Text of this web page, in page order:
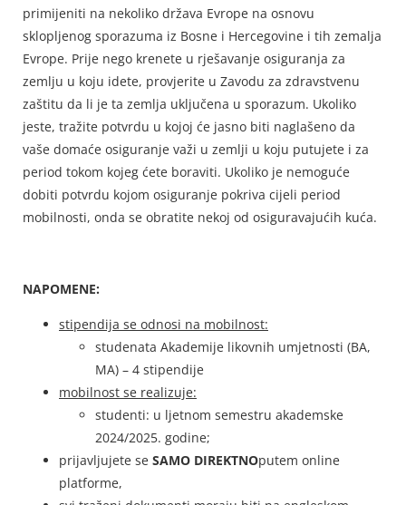
primijeniti na nekoliko država Evrope na osnovu
sklopljenog sporazuma iz Bosne i Hercegovine i tih zemalja
Evrope. Prije nego krenete u rješavanje osiguranja za
zemlju u koju idete, provjerite u Zavodu za zdravstvenu
zaštitu da li je ta zemlja uključena u sporazum. Ukoliko
jeste, tražite potvrdu u kojoj će jasno biti naglašeno da
vaše domaće osiguranje važi u zemlji u koju putujete i za
period tokom kojeg ćete boraviti. Ukoliko je nemoguće
dobiti potvrdu kojom osiguranje pokriva cijeli period
mobilnosti, onda se obratite nekoj od osiguravajućih kuća.
NAPOMENE:
stipendija se odnosi na mobilnost:
studenata Akademije likovnih umjetnosti (BA,
MA) – 4 stipendije
mobilnost se realizuje:
studenti: u ljetnom semestru akademske
2024/2025. godine;
prijavljujete se SAMO DIREKTNOputem online
platforme,